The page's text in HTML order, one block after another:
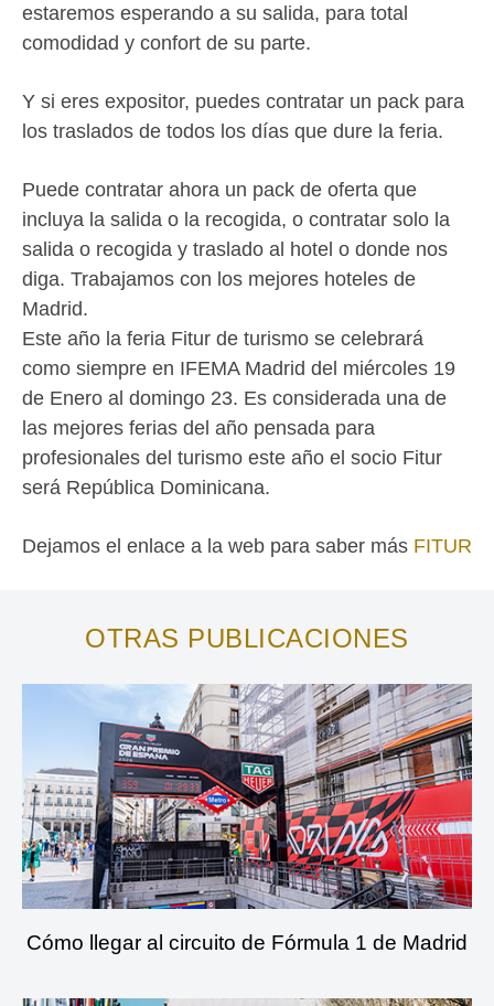
estaremos esperando a su salida, para total
comodidad y confort de su parte.
Y si eres expositor, puedes contratar un pack para
los traslados de todos los días que dure la feria.
Puede contratar ahora un pack de oferta que
incluya la salida o la recogida, o contratar solo la
salida o recogida y traslado al hotel o donde nos
diga. Trabajamos con los mejores hoteles de
Madrid.
Este año la feria Fitur de turismo se celebrará
como siempre en IFEMA Madrid del miércoles 19
de Enero al domingo 23. Es considerada una de
las mejores ferias del año pensada para
profesionales del turismo este año el socio Fitur
será República Dominicana.
Dejamos el enlace a la web para saber más FITUR
OTRAS PUBLICACIONES
Cómo llegar al circuito de Fórmula 1 de Madrid